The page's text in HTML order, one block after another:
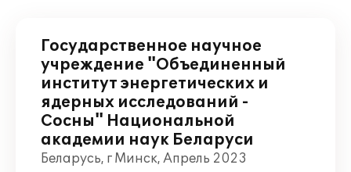
Государственное научное
учреждение "Объединенный
институт энергетических и
ядерных исследований -
Сосны" Национальной
академии наук Беларуси
Беларусь, г Минск, Апрель 2023